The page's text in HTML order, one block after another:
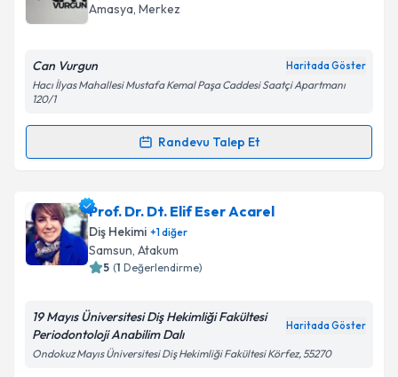
E-posta Adresiniz
Metni'ni okudum ve kişisel verilerimin belirtilen
kapsamda işlenmesini kabul ediyorum.
Takvim Talebini Gönder
Amasya, Merkez
Can Vurgun Haritada Göster
Hacı İlyas Mahallesi Mustafa Kemal Paşa Caddesi Saatçi Apartmanı
120/1
Randevu Talep Et
Randevu Takvimi Talebi
Dt. Can Vurguniçin randevu takvimi talebi oluşturun.
Size bu uzmandan randevu almanız için bir takvim
hazırlandığında e-posta ile bilgilendireceğiz.
Prof. Dr. Dt. Elif Eser Acarel
Diş Hekimi +1diğer
Samsun, Atakum
5 (1 Değerlendirme)
19 Mayıs Üniversitesi Diş Hekimliği Fakültesi
Periodontoloji Anabilim Dalı
Haritada Göster
Ondokuz Mayıs Üniversitesi Diş Hekimliği Fakültesi Körfez, 55270